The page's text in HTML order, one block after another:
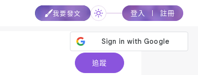
我要發文 登入 註冊
追蹤